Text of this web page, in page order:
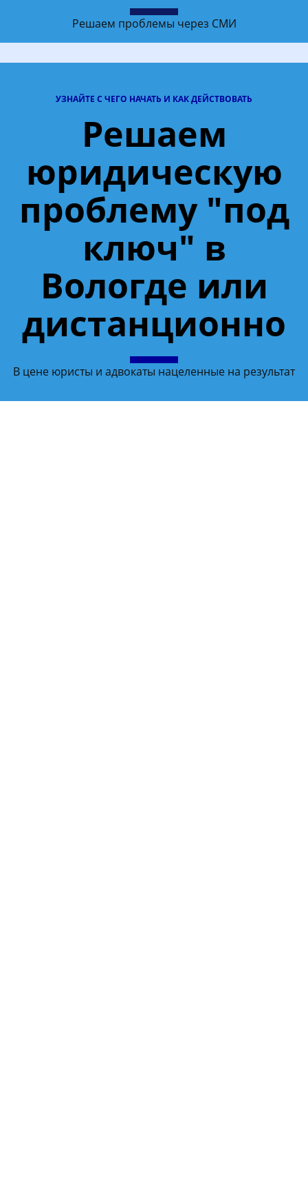
Решаем проблемы через СМИ
УЗНАЙТЕ С ЧЕГО НАЧАТЬ И КАК ДЕЙСТВОВАТЬ
Решаем
юридическую
проблему "под
ключ" в
Вологде или
дистанционно
В цене юристы и адвокаты нацеленные на результат